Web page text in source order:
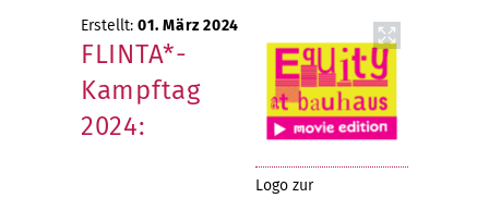
Logo zur
Erstellt: 01. März 2024
FLINTA*-
Kampftag
2024: